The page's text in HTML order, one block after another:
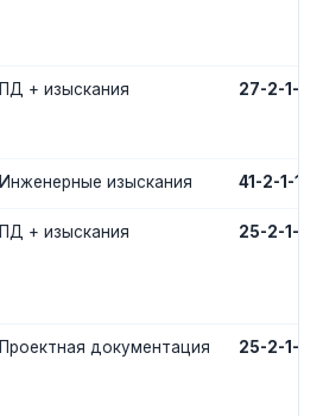
ПД + изыскания 27-2-1-3-
Инженерные изыскания 41-2-1-1-
ПД + изыскания 25-2-1-
Проектная документация 25-2-1-